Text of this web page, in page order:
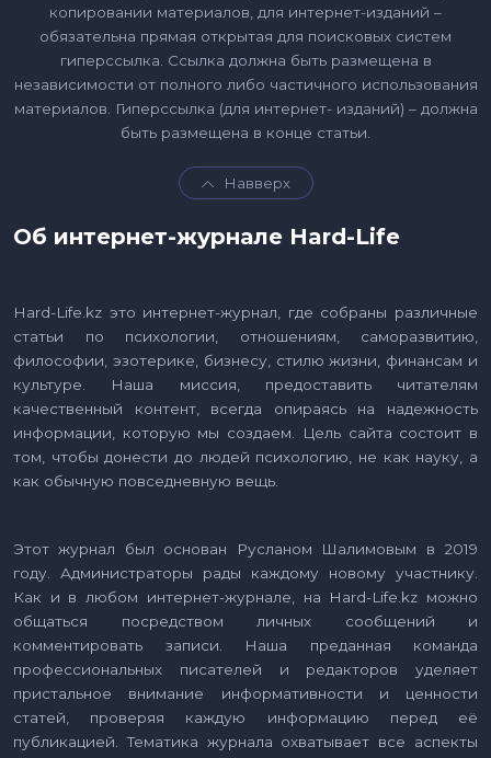
копировании материалов, для интернет-изданий –
обязательна прямая открытая для поисковых систем
гиперссылка. Ссылка должна быть размещена в
независимости от полного либо частичного использования
материалов. Гиперссылка (для интернет- изданий) – должна
быть размещена в конце статьи.
Навверх
Об интернет-журнале Hard-Life
Hard-Life.kz это интернет-журнал, где собраны различные
статьи по психологии, отношениям, саморазвитию,
философии, эзотерике, бизнесу, стилю жизни, финансам и
культуре. Наша миссия, предоставить читателям
качественный контент, всегда опираясь на надежность
информации, которую мы создаем. Цель сайта состоит в
том, чтобы донести до людей психологию, не как науку, а
как обычную повседневную вещь.
Этот журнал был основан Русланом Шалимовым в 2019
году. Администраторы рады каждому новому участнику.
Как и в любом интернет-журнале, на Hard-Life.kz можно
общаться посредством личных сообщений и
комментировать записи. Наша преданная команда
профессиональных писателей и редакторов уделяет
пристальное внимание информативности и ценности
статей, проверяя каждую информацию перед её
публикацией. Тематика журнала охватывает все аспекты